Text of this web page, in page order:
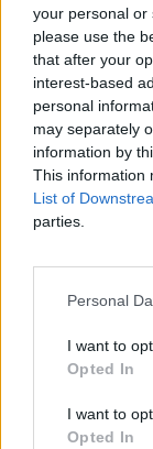
your personal or
please use the
that after your
interest-based
personal
may separately
information by
This information
List of
parties.
Personal
I want to
Opted In
I want to
Opted In
Kasjan Owsianko
Wczoraj 19:18
5 min
Reklama